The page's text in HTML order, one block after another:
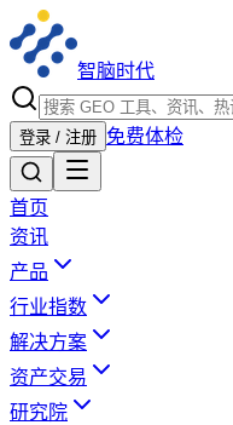
智脑时代
登录 / 注册 免费体检
首页
资讯
产品
行业指数
解决方案
资产交易
研究院